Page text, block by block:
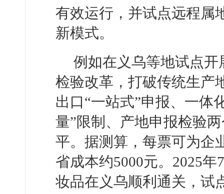
有效运行，并试点远程属
新模式。
例如在义乌等地试点
检验改革，打破传统生产
出口“一站式”申报、一体
量”限制、产地申报检验
平。据测算，每票可为企
省成本约5000元。2025
妆品在义乌顺利通关，试